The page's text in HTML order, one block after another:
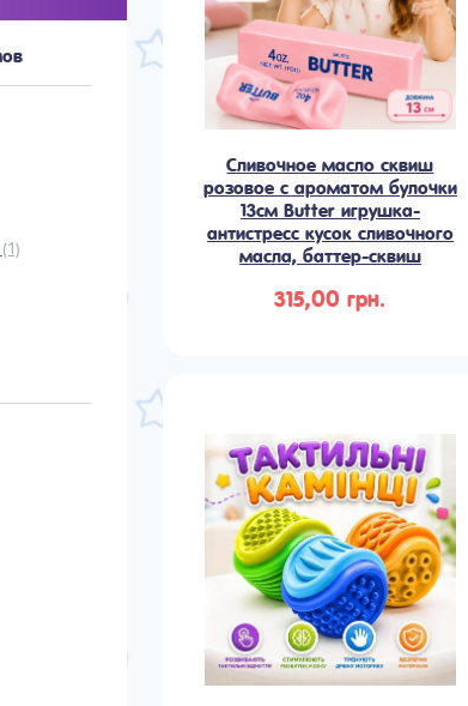
(1)
Сливочное масло сквиш
розовое с ароматом булочки
13см Butter игрушка-
антистресс кусок сливочного
масла, баттер-сквиш
315,00 грн.